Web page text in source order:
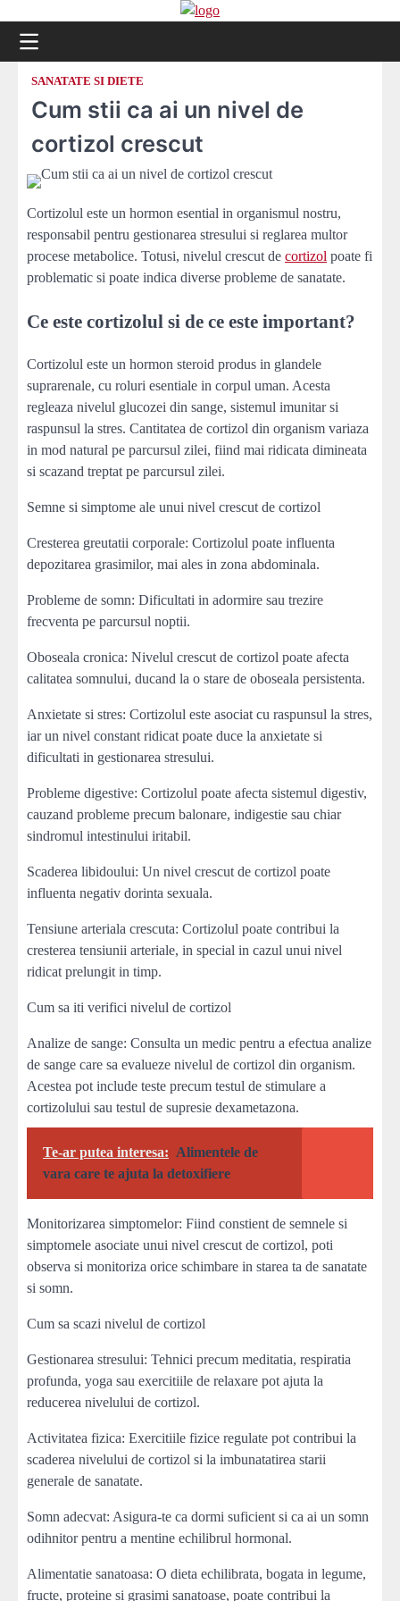
content
SANATATE SI DIETE
Cum stii ca ai un nivel de
cortizol crescut
Cortizolul este un hormon esential in organismul nostru,
responsabil pentru gestionarea stresului si reglarea multor
procese metabolice. Totusi, nivelul crescut de cortizol poate fi
problematic si poate indica diverse probleme de sanatate.
Ce este cortizolul si de ce este important?
Cortizolul este un hormon steroid produs in glandele
suprarenale, cu roluri esentiale in corpul uman. Acesta
regleaza nivelul glucozei din sange, sistemul imunitar si
raspunsul la stres. Cantitatea de cortizol din organism variaza
in mod natural pe parcursul zilei, fiind mai ridicata dimineata
si scazand treptat pe parcursul zilei.
Semne si simptome ale unui nivel crescut de cortizol
Cresterea greutatii corporale: Cortizolul poate influenta
depozitarea grasimilor, mai ales in zona abdominala.
Probleme de somn: Dificultati in adormire sau trezire
frecventa pe parcursul noptii.
Oboseala cronica: Nivelul crescut de cortizol poate afecta
calitatea somnului, ducand la o stare de oboseala persistenta.
Anxietate si stres: Cortizolul este asociat cu raspunsul la stres,
iar un nivel constant ridicat poate duce la anxietate si
dificultati in gestionarea stresului.
Probleme digestive: Cortizolul poate afecta sistemul digestiv,
cauzand probleme precum balonare, indigestie sau chiar
sindromul intestinului iritabil.
Scaderea libidoului: Un nivel crescut de cortizol poate
influenta negativ dorinta sexuala.
Tensiune arteriala crescuta: Cortizolul poate contribui la
cresterea tensiunii arteriale, in special in cazul unui nivel
ridicat prelungit in timp.
Cum sa iti verifici nivelul de cortizol
Analize de sange: Consulta un medic pentru a efectua analize
de sange care sa evalueze nivelul de cortizol din organism.
Acestea pot include teste precum testul de stimulare a
cortizolului sau testul de supresie dexametazona.
Te-ar putea interesa: Alimentele de
vara care te ajuta la detoxifiere
Monitorizarea simptomelor: Fiind constient de semnele si
simptomele asociate unui nivel crescut de cortizol, poti
observa si monitoriza orice schimbare in starea ta de sanatate
si somn.
Cum sa scazi nivelul de cortizol
Gestionarea stresului: Tehnici precum meditatia, respiratia
profunda, yoga sau exercitiile de relaxare pot ajuta la
reducerea nivelului de cortizol.
Activitatea fizica: Exercitiile fizice regulate pot contribui la
scaderea nivelului de cortizol si la imbunatatirea starii
generale de sanatate.
Somn adecvat: Asigura-te ca dormi suficient si ca ai un somn
odihnitor pentru a mentine echilibrul hormonal.
Alimentatie sanatoasa: O dieta echilibrata, bogata in legume,
fructe, proteine si grasimi sanatoase, poate contribui la